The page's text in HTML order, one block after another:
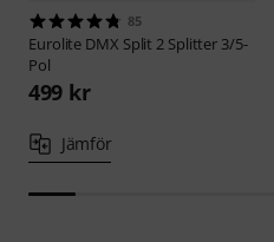
85
Eurolite DMX Split 2 Splitter 3/5-
Pol
499 kr
Jämför